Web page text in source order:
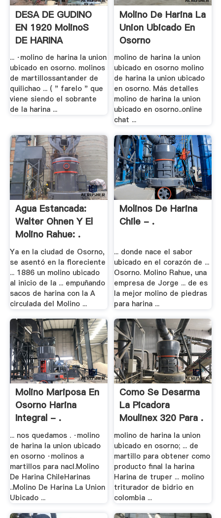
DESA DE GUDINO
EN 1920 MolinoS
DE HARINA
... ·molino de harina la union
ubicado en osorno. molinos
de martillossantander de
quilichao ... ( " farelo " que
viene siendo el sobrante
de la harina ...
Molino De Harina La
Union Ubicado En
Osorno
molino de harina la union
ubicado en osorno molino
de harina la union ubicado
en osorno. Más detalles
molino de harina la union
ubicado en osorno..online
chat ...
Agua Estancada:
Walter Ohnen Y El
Molino Rahue: .
Ya en la ciudad de Osorno,
se asentó en la floreciente
... 1886 un molino ubicado
al inicio de la ... empuñando
sacos de harina con la A
circulada del Molino ...
Molinos De Harina
Chile - .
... donde nace el sabor
ubicado en el corazón de ...
Osorno. Molino Rahue, una
empresa de Jorge ... de es
la mejor molino de piedras
para harina ...
Molino Mariposa En
Osorno Harina
Integral - .
... nos quedamos . ·molino
de harina la union ubicado
en osorno ·molinos a
martillos para nacl.Molino
De Harina ChileHarinas
..Molino De Harina La Union
Ubicado ...
Como Se Desarma
La Picadora
Moulinex 320 Para .
molino de harina la union
ubicado en osorno; ... de
martillo para obtener como
producto final la harina
Harina de truper ... molino
triturador de bidrio en
colombia ...